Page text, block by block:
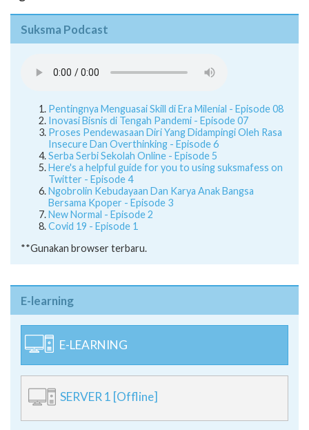
Suksma Podcast
Pentingnya Menguasai Skill di Era Milenial - Episode 08
Inovasi Bisnis di Tengah Pandemi - Episode 07
Proses Pendewasaan Diri Yang Didampingi Oleh Rasa
Insecure Dan Overthinking - Episode 6
Serba Serbi Sekolah Online - Episode 5
Here's a helpful guide for you to using suksmafess on
Twitter - Episode 4
Ngobrolin Kebudayaan Dan Karya Anak Bangsa
Bersama Kpoper - Episode 3
New Normal - Episode 2
Covid 19 - Episode 1
**Gunakan browser terbaru.
E-learning
E-LEARNING
SERVER 1 [Offline]